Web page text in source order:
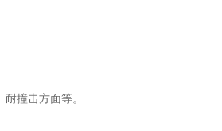
撞击方面等。